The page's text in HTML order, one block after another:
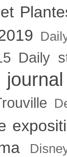
Daily
journal